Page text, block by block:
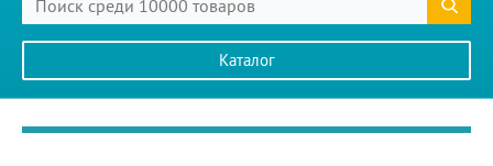
Каталог
Главное меню сайта